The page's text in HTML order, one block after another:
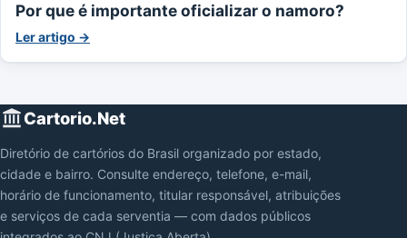
Por que é importante oficializar o namoro?
Ler artigo →
Cartorio.Net
Diretório de cartórios do Brasil organizado por estado,
cidade e bairro. Consulte endereço, telefone, e-mail,
horário de funcionamento, titular responsável, atribuições
e serviços de cada serventia — com dados públicos